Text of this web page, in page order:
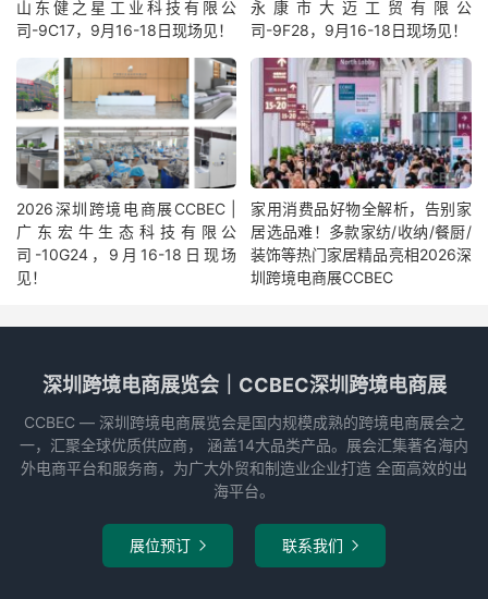
山东健之星工业科技有限公
司-9C17，9月16-18日现场见！
永康市大迈工贸有限公
司-9F28，9月16-18日现场见！
2026深圳跨境电商展CCBEC |
广东宏牛生态科技有限公
司-10G24，9月16-18日现场
见！
家用消费品好物全解析，告别家
居选品难！多款家纺/收纳/餐厨/
装饰等热门家居精品亮相2026深
圳跨境电商展CCBEC
深圳跨境电商展览会｜CCBEC深圳跨境电商展
CCBEC ― 深圳跨境电商展览会是国内规模成熟的跨境电商展会之
一，汇聚全球优质供应商， 涵盖14大品类产品。展会汇集著名海内
外电商平台和服务商，为广大外贸和制造业企业打造 全面高效的出
海平台。
展位预订  联系我们 